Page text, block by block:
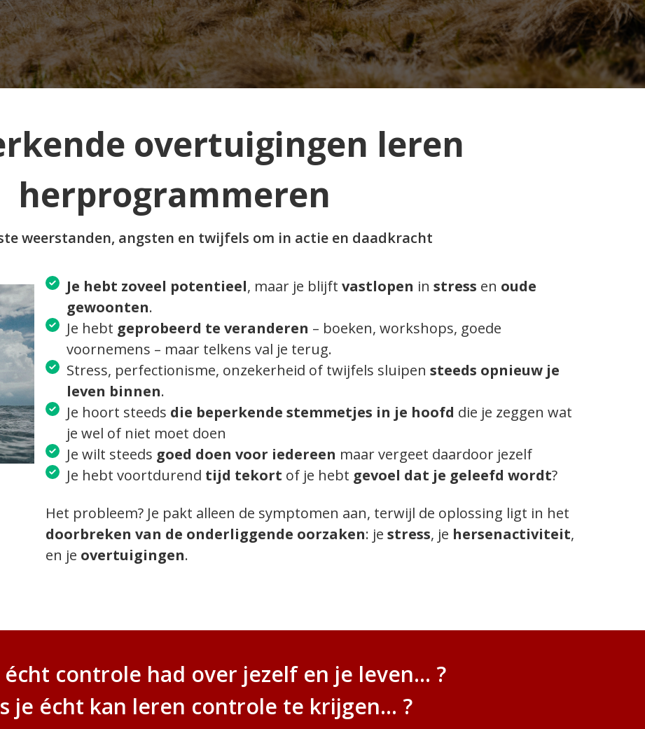
overtuigingen leren
herprogrammeren
weerstanden, angsten en twijfels om in actie en daadkracht
Je hebt zoveel potentieel, maar je blijft vastlopen in stress en oude
gewoonten.
Je hebt geprobeerd te veranderen – boeken, workshops, goede
voornemens – maar telkens val je terug.
Stress, perfectionisme, onzekerheid of twijfels sluipen steeds opnieuw je
leven binnen.
Je hoort steeds die beperkende stemmetjes in je hoofd die je zeggen wat
je wel of niet moet doen
Je wilt steeds goed doen voor iedereen maar vergeet daardoor jezelf
Je hebt voortdurend tijd tekort of je hebt gevoel dat je geleefd wordt?
Het probleem? Je pakt alleen de symptomen aan, terwijl de oplossing ligt in het
doorbreken van de onderliggende oorzaken: je stress, je hersenactiviteit,
en je overtuigingen.
écht controle had over jezelf en je leven... ?
je écht kan leren controle te krijgen... ?